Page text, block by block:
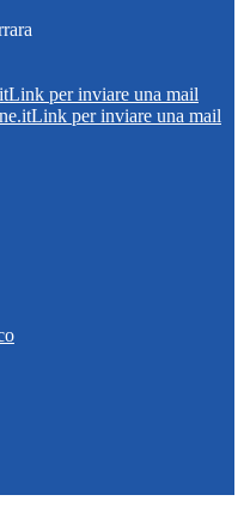
Link per inviare una mail
Link per inviare una mail